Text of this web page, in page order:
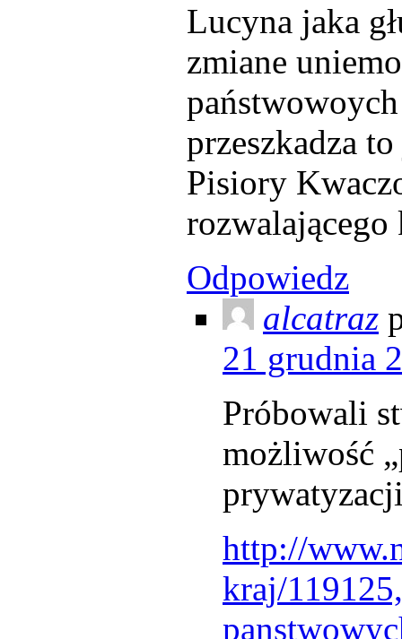
Lucyna jaka
zmiane
przeszkadza
Pisiory
Odpowiedz
alcatraz
21 grudnia
Próbowali
możliwość
http://
kraj/